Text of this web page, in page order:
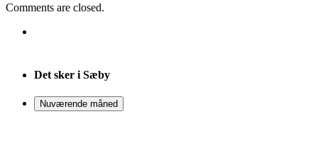
Comments are closed.
Det sker i Sæby
Nuværende måned